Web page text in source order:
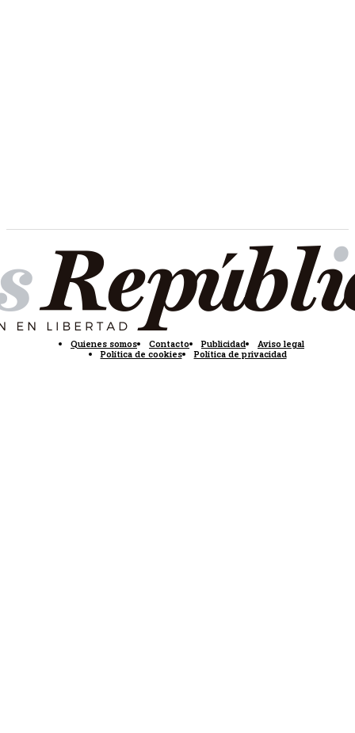
Quienes somos Contacto Publicidad
Aviso legal
Política de cookies
Política de privacidad